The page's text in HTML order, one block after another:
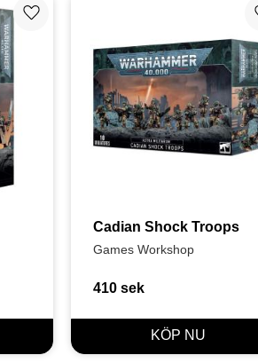
Lägg till i favoriter
Cadian Shock Troops
Games Workshop
410 sek